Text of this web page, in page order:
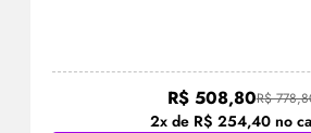
R$
R$ 508,80
2x de R$ 254,40 no